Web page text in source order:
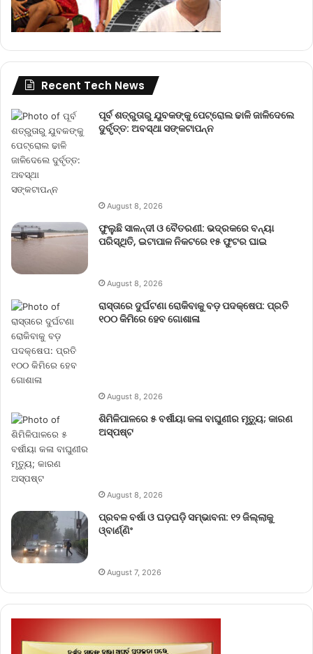
Recent Tech News
ପୂର୍ବ ଶତ୍ରୁତାରୁ ଯୁବକଙ୍କୁ ପେଟ୍ରୋଲ ଢାଳି ଜାଳିଦେଲେ
ଦୁର୍ବୃତ୍ତ: ଅବସ୍ଥା ସଙ୍କଟାପନ୍ନ
August 8, 2026
ଫୁଲୁଛି ସାଳନ୍ଦୀ ଓ ବୈତରଣୀ: ଭଦ୍ରକରେ ବନ୍ୟା
ପରିସ୍ଥିତି, ଇଟାପାଳ ନିକଟରେ ୧୫ ଫୁଟର ଘାଇ
August 8, 2026
ରାସ୍ତାରେ ଦୁର୍ଘଟଣା ରୋକିବାକୁ ବଡ଼ ପଦକ୍ଷେପ: ପ୍ରତି
୧୦୦ କିମିରେ ହେବ ଗୋଶାଳା
August 8, 2026
ଶିମିଳିପାଳରେ ୫ ବର୍ଷୀୟା କଳା ବାଘୁଣୀର ମୃତ୍ୟୁ; କାରଣ
ଅସ୍ପଷ୍ଟ
August 8, 2026
ପ୍ରବଳ ବର୍ଷା ଓ ଘଡ଼ଘଡ଼ି ସମ୍ଭାବନା: ୧୨ ଜିଲ୍ଲାକୁ
ଓ୍ବାର୍ଣ୍ଣିଂ
August 7, 2026